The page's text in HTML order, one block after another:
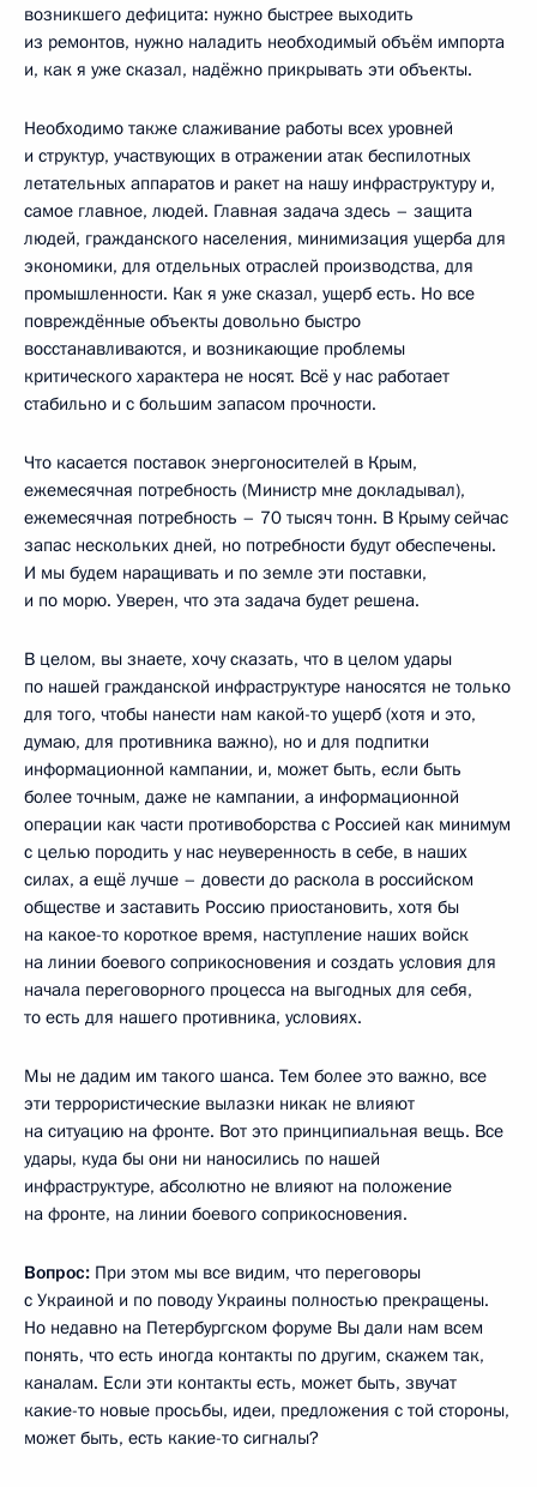
возникшего дефицита: нужно быстрее выходить
из ремонтов, нужно наладить необходимый объём импорта
и, как я уже сказал, надёжно прикрывать эти объекты.
Необходимо также слаживание работы всех уровней
и структур, участвующих в отражении атак беспилотных
летательных аппаратов и ракет на нашу инфраструктуру и,
самое главное, людей. Главная задача здесь – защита
людей, гражданского населения, минимизация ущерба для
экономики, для отдельных отраслей производства, для
промышленности. Как я уже сказал, ущерб есть. Но все
повреждённые объекты довольно быстро
восстанавливаются, и возникающие проблемы
критического характера не носят. Всё у нас работает
стабильно и с большим запасом прочности.
Что касается поставок энергоносителей в Крым,
ежемесячная потребность (Министр мне докладывал),
ежемесячная потребность – 70 тысяч тонн. В Крыму сейчас
запас нескольких дней, но потребности будут обеспечены.
И мы будем наращивать и по земле эти поставки,
и по морю. Уверен, что эта задача будет решена.
В целом, вы знаете, хочу сказать, что в целом удары
по нашей гражданской инфраструктуре наносятся не только
для того, чтобы нанести нам какой-то ущерб (хотя и это,
думаю, для противника важно), но и для подпитки
информационной кампании, и, может быть, если быть
более точным, даже не кампании, а информационной
операции как части противоборства с Россией как минимум
с целью породить у нас неуверенность в себе, в наших
силах, а ещё лучше – довести до раскола в российском
обществе и заставить Россию приостановить, хотя бы
на какое-то короткое время, наступление наших войск
на линии боевого соприкосновения и создать условия для
начала переговорного процесса на выгодных для себя,
то есть для нашего противника, условиях.
Мы не дадим им такого шанса. Тем более это важно, все
эти террористические вылазки никак не влияют
на ситуацию на фронте. Вот это принципиальная вещь. Все
удары, куда бы они ни наносились по нашей
инфраструктуре, абсолютно не влияют на положение
на фронте, на линии боевого соприкосновения.
Вопрос: При этом мы все видим, что переговоры
с Украиной и по поводу Украины полностью прекращены.
Но недавно на Петербургском форуме Вы дали нам всем
понять, что есть иногда контакты по другим, скажем так,
каналам. Если эти контакты есть, может быть, звучат
какие-то новые просьбы, идеи, предложения с той стороны,
может быть, есть какие-то сигналы?